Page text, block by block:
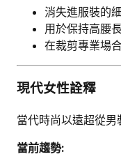
消失進服裝的
用於保持高腰
在裁剪專業場
現代女性詮釋
當代時尚以遠超從男
當前趨勢: